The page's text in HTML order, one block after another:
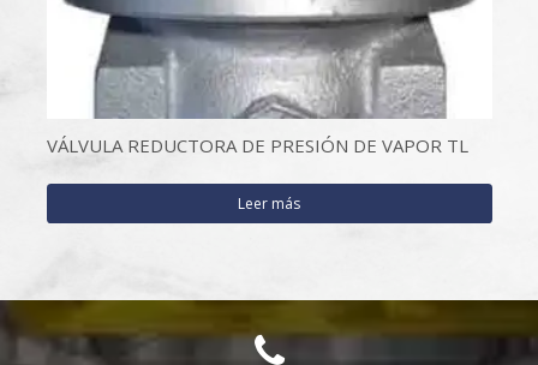
VÁLVULA REDUCTORA DE PRESIÓN DE VAPOR TL
Leer más